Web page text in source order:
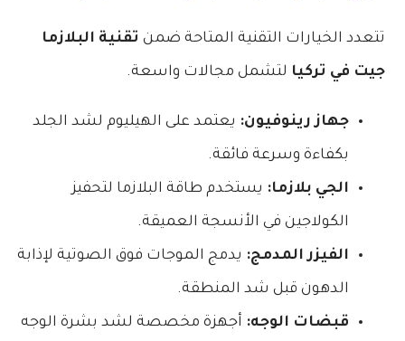
​تتعدد الخيارات التقنية المتاحة ضمن تقنية البلازما
جيت في تركيا لتشمل مجالات واسعة.
جهاز رينوفيون: يعتمد على الهيليوم لشد الجلد
بكفاءة وسرعة فائقة.
الجي بلازما: يستخدم طاقة البلازما لتحفيز
الكولاجين في الأنسجة العميقة.
الفيزر المدمج: يدمج الموجات فوق الصوتية لإذابة
الدهون قبل شد المنطقة.
قبضات الوجه: أجهزة مخصصة لشد بشرة الوجه